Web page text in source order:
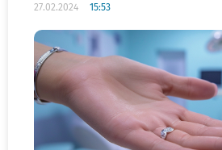
27.02.2024 15:53